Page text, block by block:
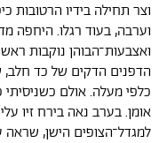
וצר תחילה בידיו הרטובות
וערבה, בעוד רגלו. היחפה
ואצבעות־הבוהן נוקבות
הדפנים הדקים של כד חלב,
כלפי מעלה. אולם
אומן. בערב נאה בירח זיו
למגדל־הצופים הישן, שראה